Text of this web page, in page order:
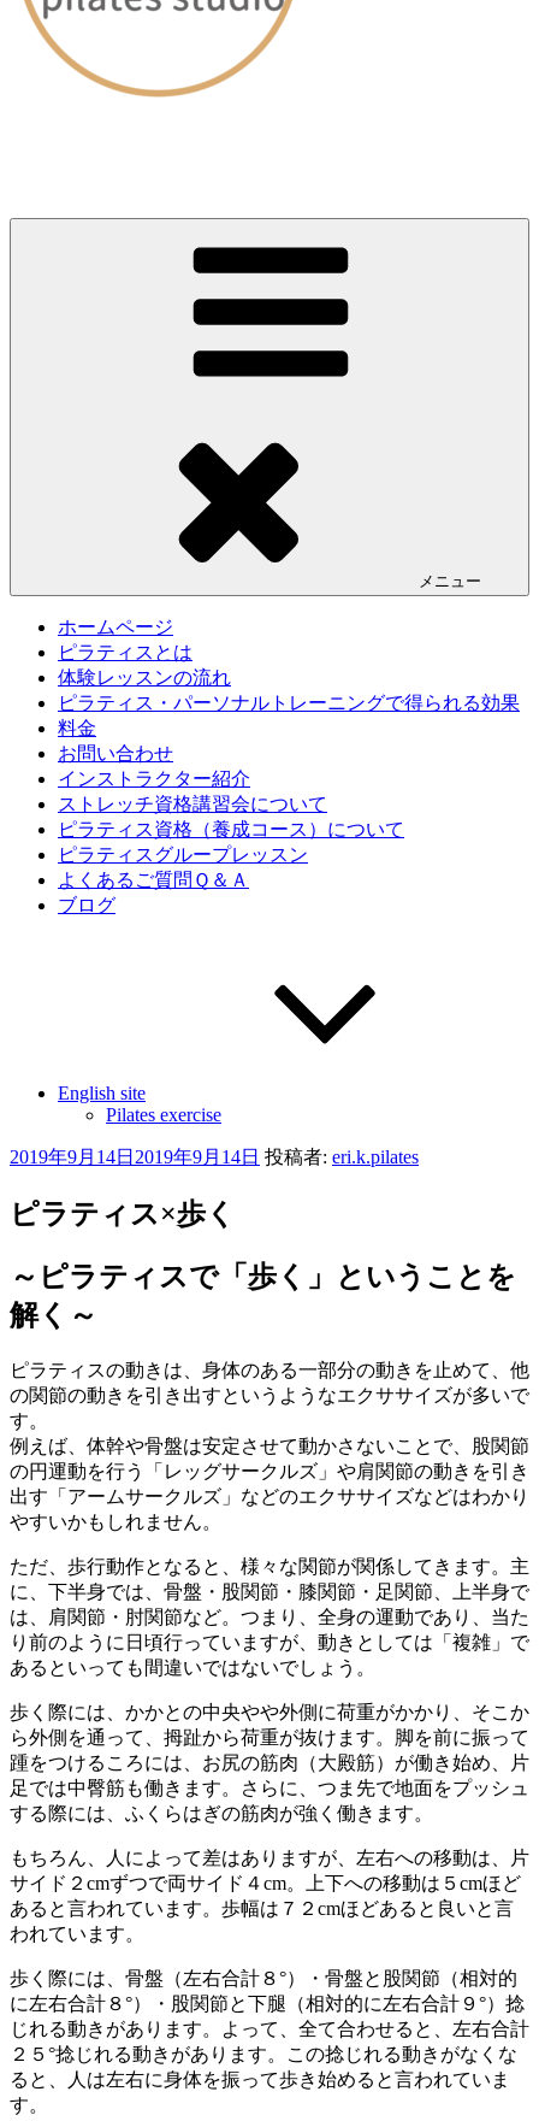
メニュー
ホームページ
ピラティスとは
体験レッスンの流れ
ピラティス・パーソナルトレーニングで得られる効果
料金
お問い合わせ
インストラクター紹介
ストレッチ資格講習会について
ピラティス資格（養成コース）について
ピラティスグループレッスン
よくあるご質問Ｑ＆Ａ
ブログ
English site
Pilates exercise
投
日:
2019年9月14日 2019年9月14日 投稿者: eri.k.pilates
ピラティス×歩く
～ピラティスで「歩く」ということを
解く～
ピラティスの動きは、身体のある一部分の動きを止めて、他
の関節の動きを引き出すというようなエクササイズが多いで
す。
例えば、体幹や骨盤は安定させて動かさないことで、股関節
の円運動を行う「レッグサークルズ」や肩関節の動きを引き
出す「アームサークルズ」などのエクササイズなどはわかり
やすいかもしれません。
ただ、歩行動作となると、様々な関節が関係してきます。主
に、下半身では、骨盤・股関節・膝関節・足関節、上半身で
は、肩関節・肘関節など。つまり、全身の運動であり、当た
り前のように日頃行っていますが、動きとしては「複雑」で
あるといっても間違いではないでしょう。
歩く際には、かかとの中央やや外側に荷重がかかり、そこか
ら外側を通って、拇趾から荷重が抜けます。脚を前に振って
踵をつけるころには、お尻の筋肉（大殿筋）が働き始め、片
足では中臀筋も働きます。さらに、つま先で地面をプッシュ
する際には、ふくらはぎの筋肉が強く働きます。
もちろん、人によって差はありますが、左右への移動は、片
サイド２cmずつで両サイド４cm。上下への移動は５cmほど
あると言われています。歩幅は７２cmほどあると良いと言
われています。
歩く際には、骨盤（左右合計８°）・骨盤と股関節（相対的
に左右合計８°）・股関節と下腿（相対的に左右合計９°）捻
じれる動きがあります。よって、全て合わせると、左右合計
２５°捻じれる動きがあります。この捻じれる動きがなくな
ると、人は左右に身体を振って歩き始めると言われていま
す。